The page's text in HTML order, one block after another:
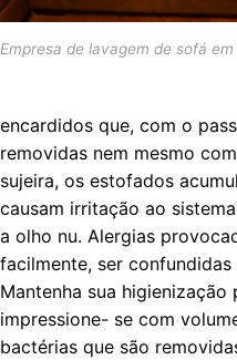
Empresa de lavagem de sofá
encardidos que, com o
removidas nem mesmo
sujeira, os estofados
causam irritação ao
a olho nu. Alergias
facilmente, ser
Mantenha sua
impressione- se com
bactérias que são